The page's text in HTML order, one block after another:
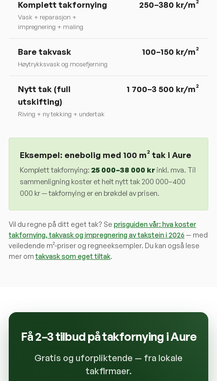
Komplett takfornying
Vask + reparasjon +
impregnering + maling
250–380 kr/m²
Bare takvask
Høytrykksvask og mosefjerning
100–150 kr/m²
Nytt tak (full
utskifting)
Riving + ny tekking + undertak
1 700–3 500 kr/m²
Eksempel: enebolig med 100 m² tak i Aure
Komplett takfornying: 25 000–38 000 kr inkl. mva. Til
sammenligning koster et helt nytt tak 200 000–400
000 kr — takfornying er en brøkdel av prisen.
Vil du regne på ditt eget tak? Se prisguiden vår: hva koster
takfornying, takvask og impregnering av takstein i 2026 — med
veiledende m²-priser og regneeksempler. Du kan også lese
mer om takvask som eget tiltak.
Få 2–3 tilbud på takfornying iAure
Gratis og uforpliktende — fra lokale
takfirmaer.